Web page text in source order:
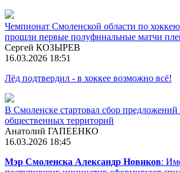
Чемпионат Смоленской области по хоккею
прошли первые полуфинальные матчи
Сергей КОЗЫРЕВ
16.03.2026 18:51
Лёд подтвердил - в хоккее возможно всё!
В Смоленске стартовал сбор предложений
общественных территорий
Анатолий ГАПЕЕНКО
16.03.2026 18:45
Мэр Смоленска Александр Новиков: